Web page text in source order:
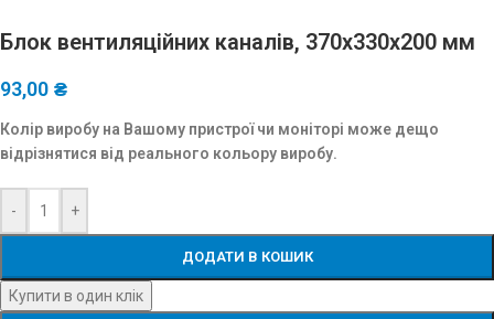
Блок вентиляційних каналів, 370x330x200 мм
93,00 ₴
Колір виробу на Вашому пристрої чи моніторі може дещо
відрізнятися від реального кольору виробу.
- +
ДОДАТИ В КОШИК
Купити в один клік